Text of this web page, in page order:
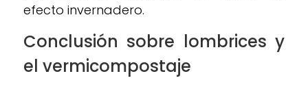
efecto invernadero.
Conclusión sobre lombrices y
el vermicompostaje